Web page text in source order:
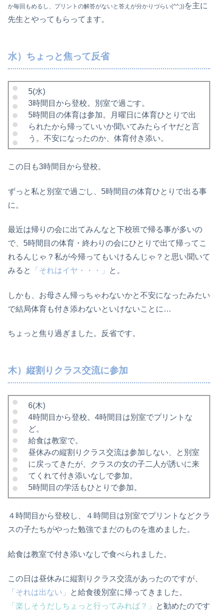
か毎回もめるし、プリントの解答がないと答えが分かりづらい(^^;))を主に
先生とやってもらってます。
水）ちょっと焦って反省
5(水)
3時間目から登校。別室で過ごす。
5時間目の体育は参加。月曜日に体育ひとりで出
られたから帰っていいか聞いてみたらイヤだと言
う。不安になったのか、体育付き添い。
この日も3時間目から登校。
ずっと私と別室で過ごし、5時間目の体育ひとりで出る事
に。
最近は帰りの会に出てみんなと下校班で帰る事が多いの
で、5時間目の体育・終わりの会にひとりで出て帰ってこ
れるんじゃ？私が今帰ってもいけるんじゃ？と思い聞いて
みると
「それはイヤ・・・」 と。
しかも、お母さん帰っちゃわないかと不安になったみたい
で結局体育も付き添わないといけないことに…
ちょっと焦り過ぎました。反省です。
木）縦割りクラス交流に参加
6(木)
4時間目から登校。4時間目は別室でプリントな
ど。
給食は教室で。
昼休みの縦割りクラス交流は参加しない、と別室
に戻ってきたが、クラスの女の子二人が誘いに来
てくれて付き添いなしで参加。
5時間目の学活もひとりで参加。
４時間目から登校し、４時間目は別室でプリントなどクラ
スの子たちがやった勉強でまだのものを進めました。
給食は教室で付き添いなしで食べられました。
この日は昼休みに縦割りクラス交流があったのですが、
「それは出ない」
と給食後別室に帰ってきました。
「楽しそうだしちょっと行ってみれば？」
と勧めたのです